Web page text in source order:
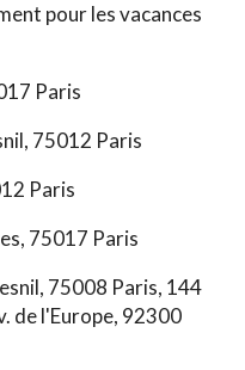
pour les vacances
Paris
75012 Paris
Paris
75017 Paris
75008 Paris, 144
de l'Europe, 92300